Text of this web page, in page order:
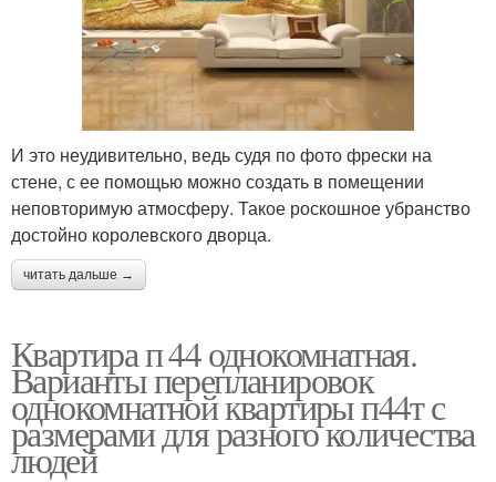
И это неудивительно, ведь судя по фото фрески на
стене, с ее помощью можно создать в помещении
неповторимую атмосферу. Такое роскошное убранство
достойно королевского дворца.
читать дальше →
Квартира п 44 однокомнатная.
Варианты перепланировок
однокомнатной квартиры п44т с
размерами для разного количества
людей